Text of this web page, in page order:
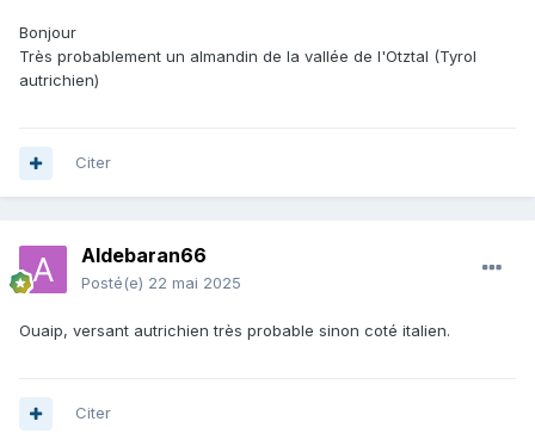
Bonjour
Très probablement un almandin de la vallée de l'Otztal (Tyrol
autrichien)
Citer
Aldebaran66
Posté(e) 22 mai 2025
Ouaip, versant autrichien très probable sinon coté italien.
Citer